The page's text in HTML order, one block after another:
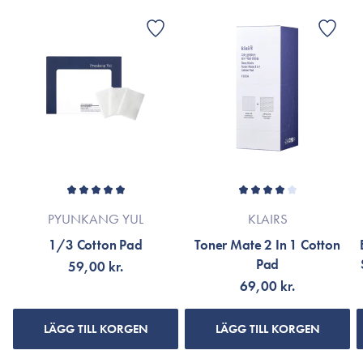
PYUNKANG YUL
1/3 Cotton Pad
59,00 kr.
LÄGG TILL KORGEN
KLAIRS
Toner Mate 2 In 1 Cotton
Pad
69,00 kr.
LÄGG TILL KORGEN